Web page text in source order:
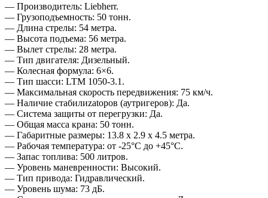
— Производитель: Liebherr.
— Грузоподъемность: 50 тонн.
— Длина стрелы: 54 метра.
— Высота подъема: 56 метра.
— Вылет стрелы: 28 метра.
— Тип двигателя: Дизельный.
— Колесная формула: 6×6.
— Тип шасси: LTM 1050-3.1.
— Максимальная скорость передвижения: 75 км/ч.
— Наличие стабилиzatоров (аутригеров): Да.
— Система защиты от перегрузки: Да.
— Общая масса крана: 50 тонн.
— Габаритные размеры: 13.8 x 2.9 x 4.5 метра.
— Рабочая температура: от -25°C до +45°C.
— Запас топлива: 500 литров.
— Уровень маневренности: Высокий.
— Тип привода: Гидравлический.
— Уровень шума: 73 дБ.